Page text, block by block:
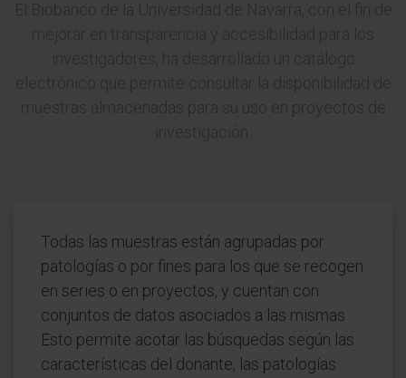
Todas las muestras están agrupadas por
patologías o por fines para los que se recogen
en series o en proyectos, y cuentan con
conjuntos de datos asociados a las mismas .
Esto permite acotar las búsquedas según las
características del donante, las patologías